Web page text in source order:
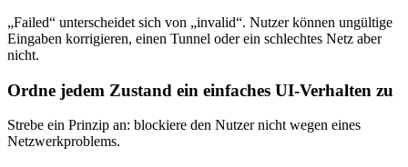
„Failed“ unterscheidet sich von „invalid“. Nutzer können ungültige
Eingaben korrigieren, einen Tunnel oder ein schlechtes Netz aber
nicht.
Ordne jedem Zustand ein einfaches UI‑Verhalten zu
Strebe ein Prinzip an: blockiere den Nutzer nicht wegen eines
Netzwerkproblems.